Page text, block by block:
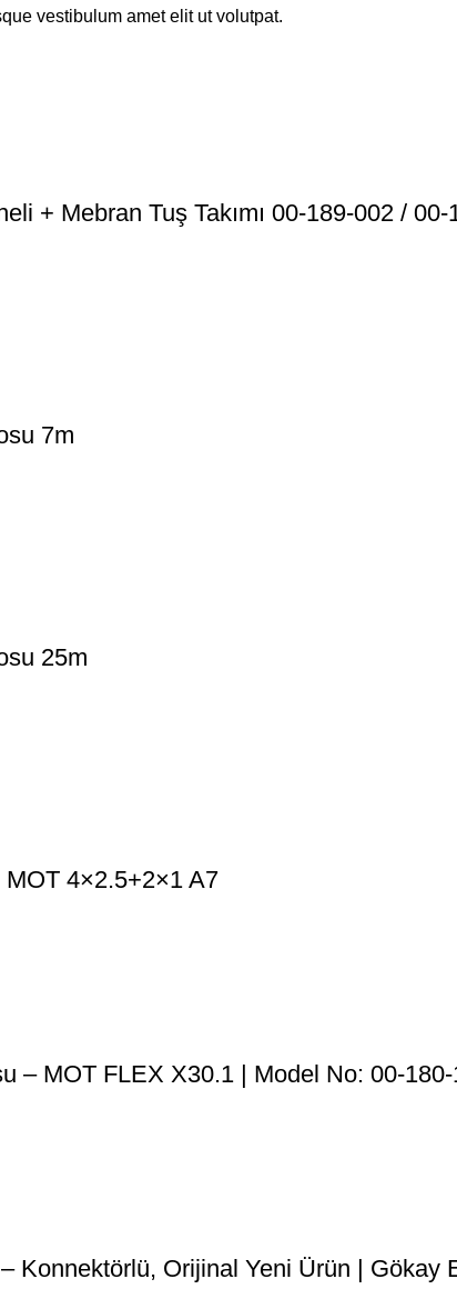
vestibulum amet elit ut volutpat.
+ Mebran Tuş Takımı 00-189-002 /
7m
25m
4×2.5+2×1 A7
– MOT FLEX X30.1 | Model No: 00-180-
Konnektörlü, Orijinal Yeni Ürün | Gökay